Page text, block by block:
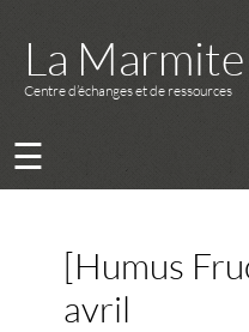
La Marmite
Centre d’échanges et de ressources
☰
[Humus
avril